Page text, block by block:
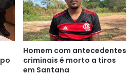
que Fábio teria quebrado as
O policial militar declarou
menos dez anos vem
na residência dele por
a rede elétrica.
Homem com antecedentes
criminais é morto a tiros
em Santana